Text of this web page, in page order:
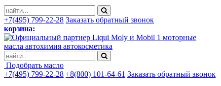
+7(495) 799-22-28 Заказать обратный звонок
корзина:
моторные
масла автохимия автокосметика
Подобрать масло
+7(495) 799-22-28 +8(800) 101-64-61 Заказать обратный звонок